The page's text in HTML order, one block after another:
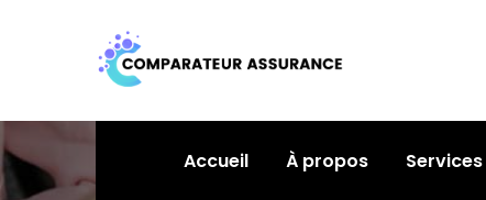
Accueil À propos Services